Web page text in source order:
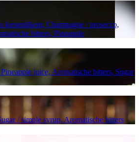
kersenlikeur, Champagne / prosecco,
bitters, Pineapple
juice, Aromatische bitters, Sugar
/ simple syrup, Aromatische bitters